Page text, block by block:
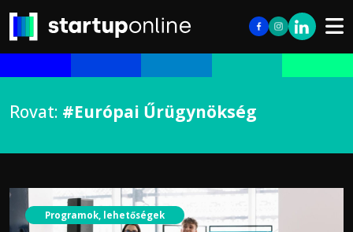
Rovat: #Európai Űrügynökség
Programok, lehetőségek